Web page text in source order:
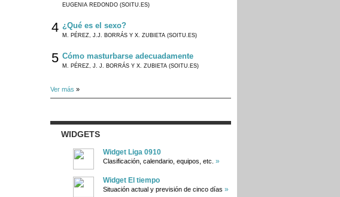
EUGENIA REDONDO (SOITU.ES)
4 ¿Qué es el sexo?
M. PÉREZ, J.J. BORRÁS Y X. ZUBIETA (SOITU.ES)
5 Cómo masturbarse adecuadamente
M. PÉREZ, J. J. BORRÁS Y X. ZUBIETA (SOITU.ES)
Ver más »
WIDGETS
Widget Liga 0910
Clasificación, calendario, equipos, etc. »
Widget El tiempo
Situación actual y previsión de cinco días »